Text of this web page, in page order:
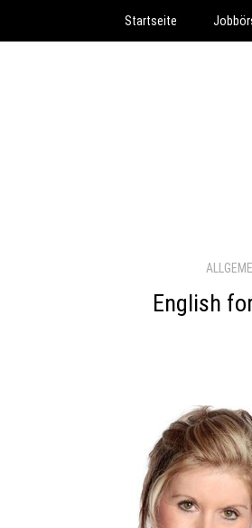
Startseite
English